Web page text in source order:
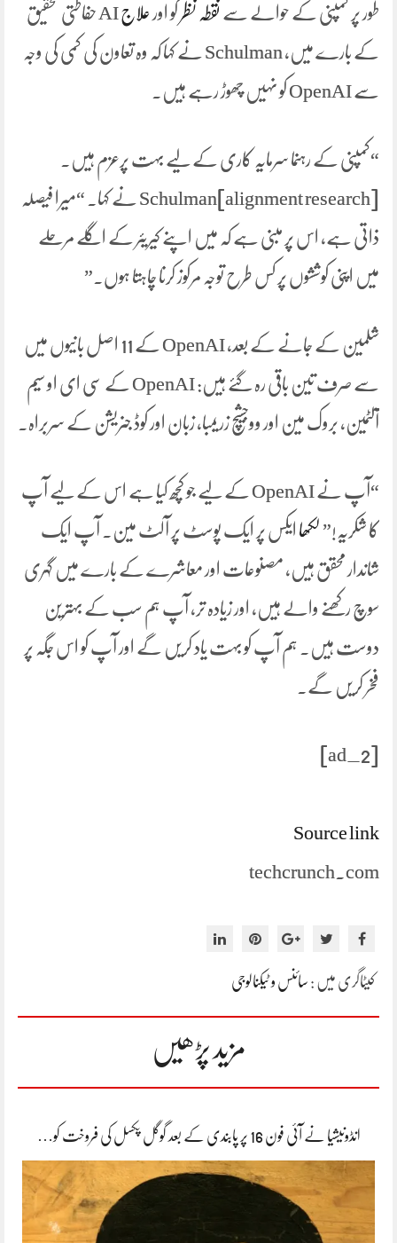
طور پر کمپنی کے حوالے سے نقطہ نظر کو اور علاج AI حفاظتی تحقیق
کے بارے میں، Schulman نے کہا کہ وہ تعاون کی کمی کی وجہ
سے OpenAI کو نہیں چھوڑ رہے ہیں۔
“کمپنی کے رہنما سرمایہ کاری کے لیے بہت پرعزم ہیں۔
[alignment research]Schulman نے کہا۔ “میرا فیصلہ
ذاتی ہے، اس پر مبنی ہے کہ میں اپنے کیریئر کے اگلے مرحلے
میں اپنی کوششوں پر کس طرح توجہ مرکوز کرنا چاہتا ہوں۔”
شلمین کے جانے کے بعد، OpenAI کے 11 اصل بانیوں میں
سے صرف تین باقی رہ گئے ہیں: OpenAI کے سی ای او سیم
آلٹمین، بروک مین اور ووجشیچ زریمبا، زبان اور کوڈ جنریشن کے سربراہ۔
“آپ نے OpenAI کے لیے جو کچھ کیا ہے اس کے لیے آپ
کا شکریہ!” لکھا ایکس پر ایک پوسٹ پر آلٹ مین۔ آپ ایک
شاندار محقق ہیں، مصنوعات اور معاشرے کے بارے میں گہری
سوچ رکھنے والے ہیں، اور زیادہ تر، آپ ہم سب کے بہترین
دوست ہیں۔ ہم آپ کو بہت یاد کریں گے اور آپ کو اس جگہ پر
فخر کریں گے۔
Source link
techcrunch.com
کیٹاگری میں : سائنس و ٹیکنالوجی
مزید پڑھیں
انڈونیشیا نے آئی فون 16 پر پابندی کے بعد گوگل پکسل کی فروخت کو…